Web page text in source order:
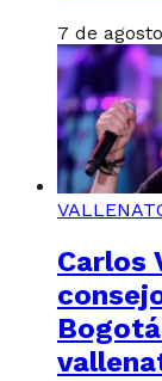
7 de
Carlos